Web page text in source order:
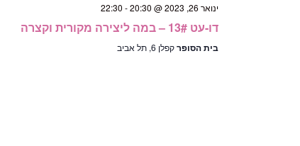
ינואר 26, 2023 @ 20:30 -
22:30
דו-עט 13# – במה ליצירה מקורית וקצרה
בית הסופרקפלן 6, תל אביב